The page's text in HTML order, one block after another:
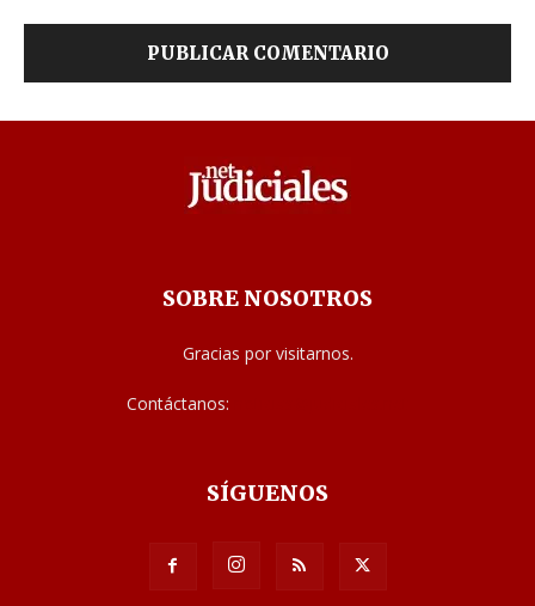
SOBRE NOSOTROS
Gracias por visitarnos.
Contáctanos:
SÍGUENOS